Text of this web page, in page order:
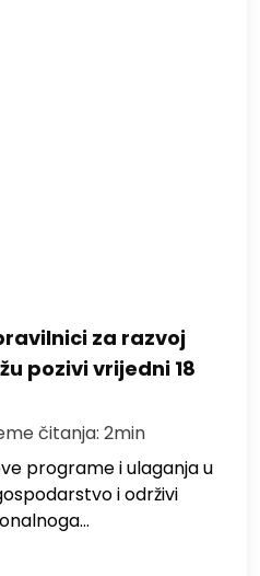
za razvoj
pozivi vrijedni 18
čitanja: 2min
programe i ulaganja u
i održivi